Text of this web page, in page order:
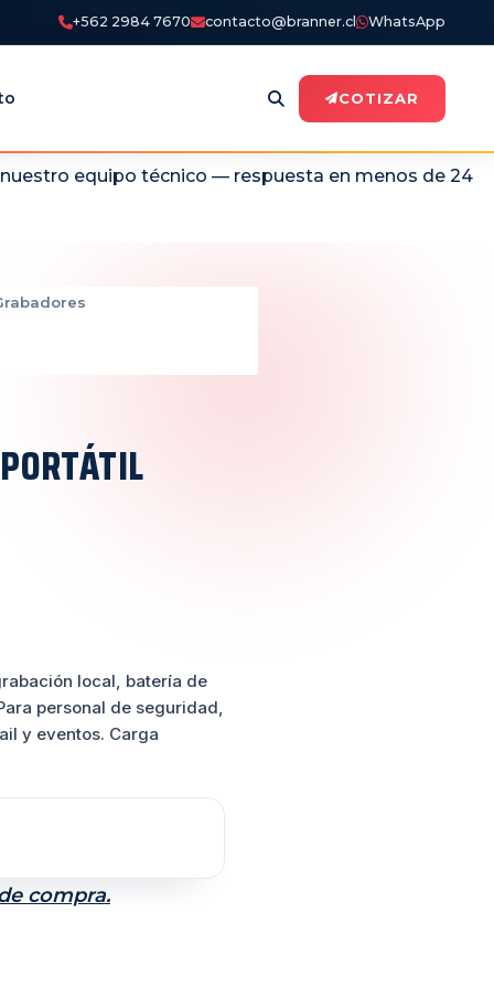
+562 2984 7670 contacto@branner.cl WhatsApp
COTIZAR
equipo técnico — respuesta en menos de 24
local, batería de
personal de seguridad,
y eventos. Carga
compra.